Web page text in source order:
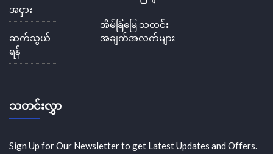
အငှား
ဆက်သွယ်
ရန်
အိမ်ခြံမြေ သတင်း
အချက်အလက်များ
သတင်းလွှာ
Sign Up for Our Newsletter to get Latest Updates and Offers.